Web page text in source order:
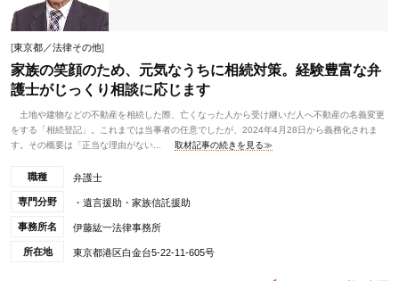
[東京都／法律その他]
家族の笑顔のため、元気なうちに相続対策。経験豊富な弁
護士がじっくり相談に応じます
土地や建物などの不動産を相続した際、亡くなった人から受け継いだ人へ不動産の名義変更
をする「相続登記」。これまでは当事者の任意でしたが、2024年4月28日から義務化されま
す。その概要は「正当な理由がない...
取材記事の続きを見る≫
職種 弁護士
専門分野 ・遺言援助・家族信託援助
事務所名 伊藤紘一法律事務所
所在地 東京都港区白金台5-22-11-605号